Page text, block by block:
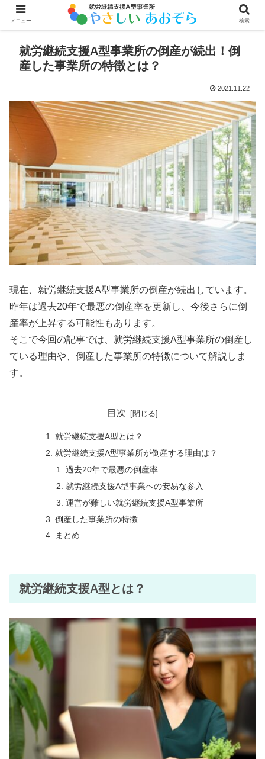
就労継続支援A型事業所の倒産が続出！倒
産した事業所の特徴とは？
2021.11.22
現在、就労継続支援A型事業所の倒産が続出しています。
昨年は過去20年で最悪の倒産率を更新し、今後さらに倒
産率が上昇する可能性もあります。
そこで今回の記事では、就労継続支援A型事業所の倒産し
ている理由や、倒産した事業所の特徴について解説しま
す。
目次
就労継続支援A型とは？
就労継続支援A型事業所が倒産する理由は？
過去20年で最悪の倒産率
就労継続支援A型事業への安易な参入
運営が難しい就労継続支援A型事業所
倒産した事業所の特徴
まとめ
就労継続支援A型とは？
メニュー 検索